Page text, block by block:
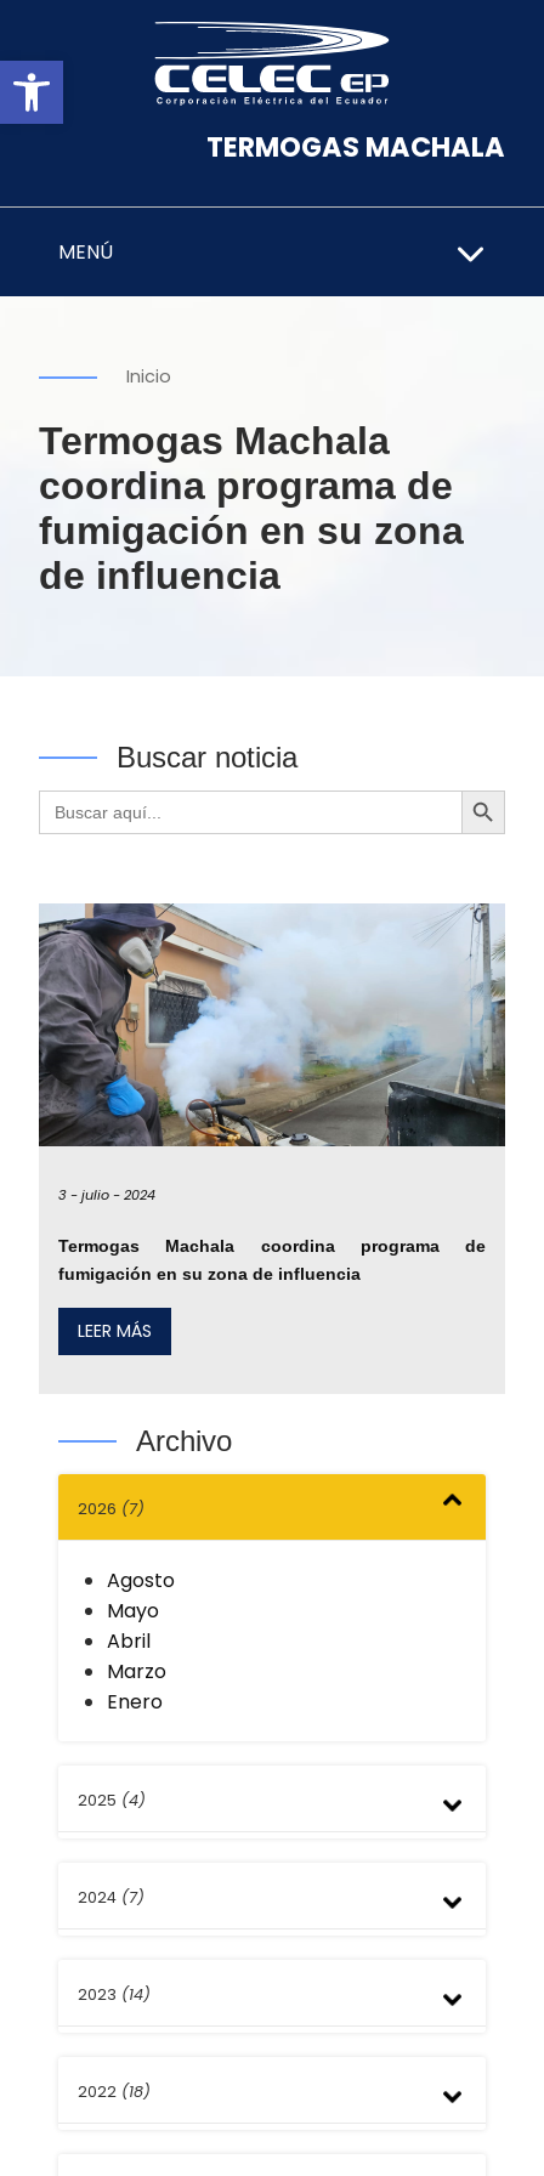
Abrir barra de herramientas
TERMOGAS MACHALA
MENÚ
Inicio
Termogas Machala
coordina programa de
fumigación en su zona
de influencia
Buscar noticia
Buscar: Botón de búsqueda
3 -julio -2024
Termogas Machala coordina programa de
fumigación en su zona de influencia
LEER MÁS
Archivo
2026 (7)
Agosto
Mayo
Abril
Marzo
Enero
2025 (4)
Julio
2024 (7)
Octubre
Marzo
2023 (14)
Noviembre
2022 (18)